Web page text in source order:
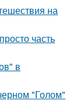
на
часть
в
"Голом"